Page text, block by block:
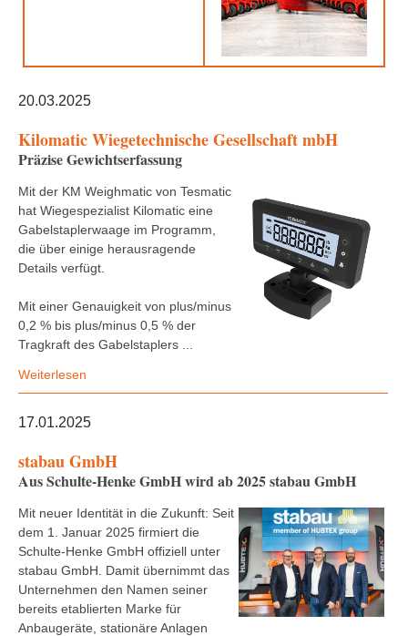
20.03.2025
Kilomatic Wiegetechnische Gesellschaft mbH
Präzise Gewichtserfassung
Mit der KM Weighmatic von Tesmatic
hat Wiegespezialist Kilomatic eine
Gabelstaplerwaage im Programm,
die über einige herausragende
Details verfügt.
Mit einer Genauigkeit von plus/minus
0,2 % bis plus/minus 0,5 % der
Tragkraft des Gabelstaplers ...
Weiterlesen
17.01.2025
stabau GmbH
Aus Schulte-Henke GmbH wird ab 2025 stabau GmbH
Mit neuer Identität in die Zukunft: Seit
dem 1. Januar 2025 firmiert die
Schulte-Henke GmbH offiziell unter
stabau GmbH. Damit übernimmt das
Unternehmen den Namen seiner
bereits etablierten Marke für
Anbaugeräte, stationäre Anlagen